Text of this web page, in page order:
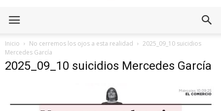
Inicio No cerremos los ojos a esta realidad
2025_09_10 suicidios
Mercedes García
2025_09_10 suicidios Mercedes García